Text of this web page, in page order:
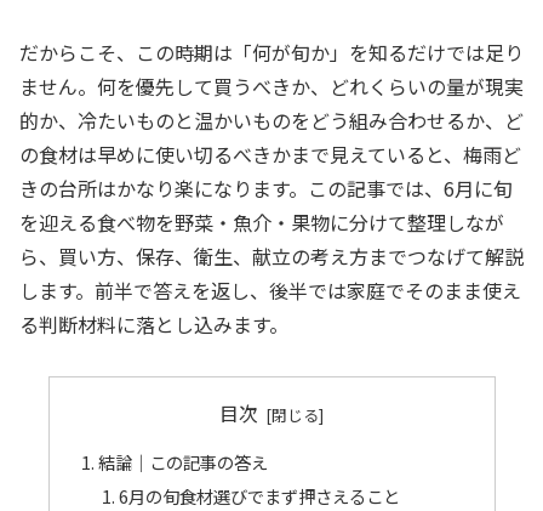
だからこそ、この時期は「何が旬か」を知るだけでは足り
ません。何を優先して買うべきか、どれくらいの量が現実
的か、冷たいものと温かいものをどう組み合わせるか、ど
の食材は早めに使い切るべきかまで見えていると、梅雨ど
きの台所はかなり楽になります。この記事では、6月に旬
を迎える食べ物を野菜・魚介・果物に分けて整理しなが
ら、買い方、保存、衛生、献立の考え方までつなげて解説
します。前半で答えを返し、後半では家庭でそのまま使え
る判断材料に落とし込みます。
目次
結論｜この記事の答え
6月の旬食材選びでまず押さえること